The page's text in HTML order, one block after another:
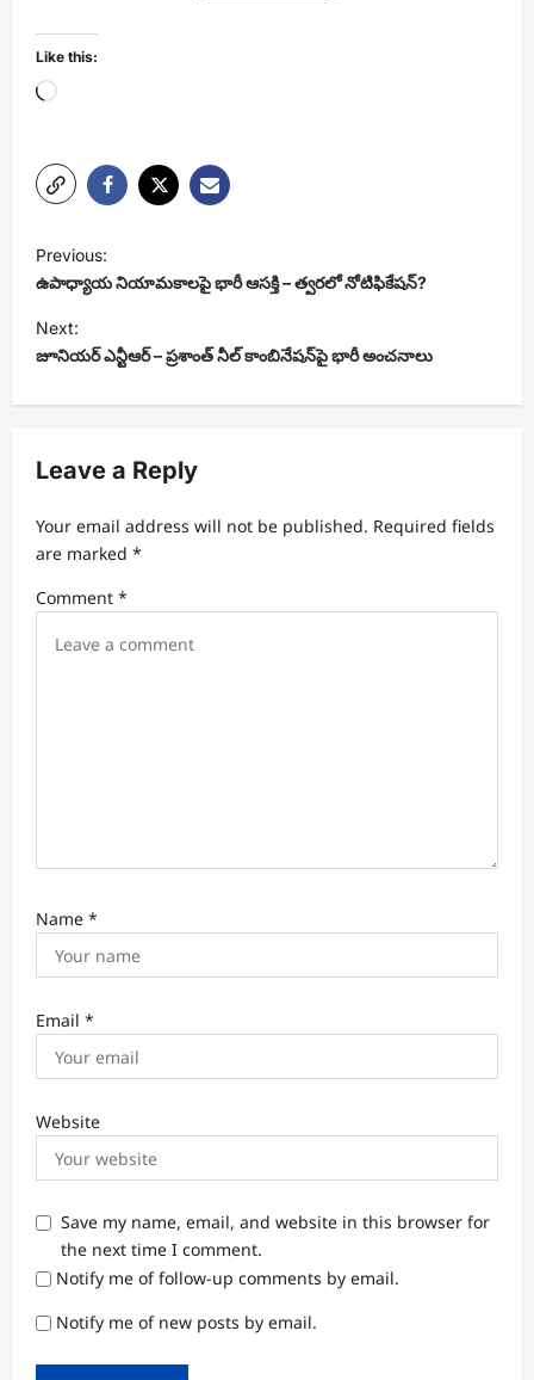
Like this:
Loading…
P
o
s
t
v
g
t
Previous:
ఉపాధ్యాయ నియామకాలపై భారీ ఆసక్తి – త్వరలో నోటిఫికేషన్?
Next:
జూనియర్ ఎన్టీఆర్ – ప్రశాంత్ నీల్ కాంబినేషన్‌పై భారీ అంచనాలు
Leave a Reply
Your email address will not be published. Required fields
are marked *
Comment *
Name *
Email *
Website
Save my name, email, and website in this browser for
the next time I comment.
Notify me of follow-up comments by email.
Notify me of new posts by email.